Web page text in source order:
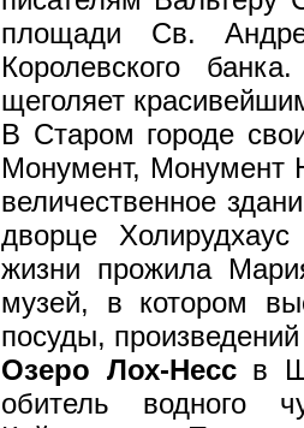
площади Св.
Королевского
щеголяет
В Старом городе
Монумент, Монумент
величественное
дворце
жизни прожила
музей, в котором
посуды,
Озеро Лох-Нессв
обитель водного